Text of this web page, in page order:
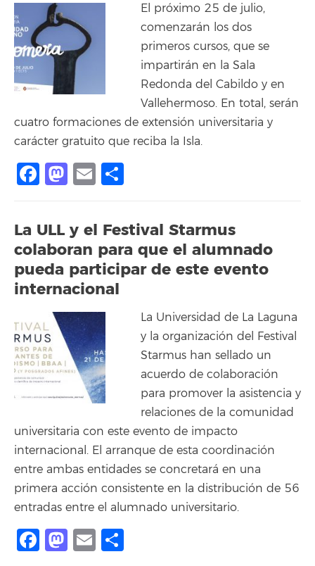
El próximo 25 de julio,
comenzarán los dos
primeros cursos, que se
impartirán en la Sala
Redonda del Cabildo y en
Vallehermoso. En total, serán
cuatro formaciones de extensión universitaria y
carácter gratuito que reciba la Isla.
Facebook
Mastodon
Email
La ULL y el Festival Starmus
colaboran para que el alumnado
pueda participar de este evento
internacional
La Universidad de La Laguna
y la organización del Festival
Starmus han sellado un
acuerdo de colaboración
para promover la asistencia y
relaciones de la comunidad
universitaria con este evento de impacto
internacional. El arranque de esta coordinación
entre ambas entidades se concretará en una
primera acción consistente en la distribución de 56
entradas entre el alumnado universitario.
Facebook
Mastodon
Email